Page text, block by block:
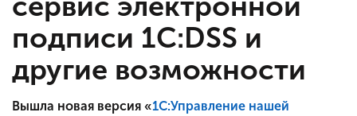
подписи 1С:DSS и
другие возможности
Вышла новая версия «1С:Управление нашей